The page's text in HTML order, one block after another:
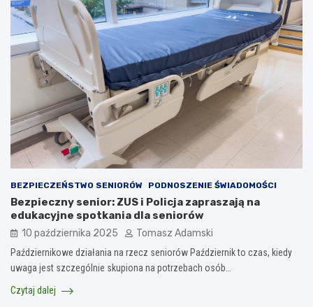
BEZPIECZEŃSTWO SENIORÓW PODNOSZENIE ŚWIADOMOŚCI
Bezpieczny senior: ZUS i Policja zapraszają na
edukacyjne spotkania dla seniorów
10 października 2025 Tomasz Adamski
Październikowe działania na rzecz seniorów Październik to czas, kiedy
uwaga jest szczególnie skupiona na potrzebach osób…
Czytaj dalej